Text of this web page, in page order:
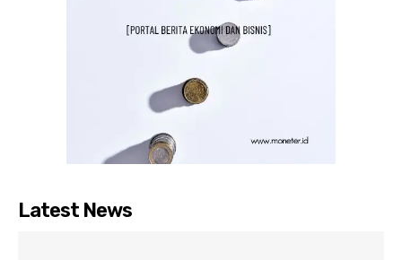
Latest News